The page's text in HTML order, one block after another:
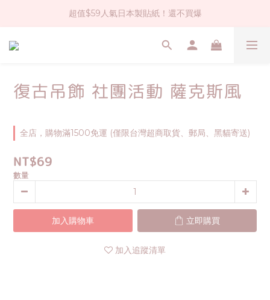
社群大人氣！各種有趣的打洞器
超值$59人氣日本製貼紙！還不買爆
全店$1500免運(台灣地區)
復古吊飾 社團活動 薩克斯風
全店，購物滿1500免運 (僅限台灣超商取貨、郵局、黑貓寄送)
NT$69
數量
加入購物車 立即購買
加入追蹤清單